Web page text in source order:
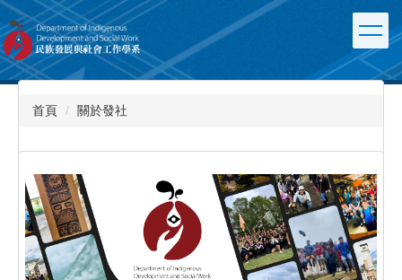
跳
到
主
要
內
首頁 關於發社